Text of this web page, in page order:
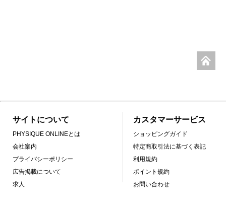
サイトについて
PHYSIQUE ONLINEとは
会社案内
プライバシーポリシー
広告掲載について
求人
カスタマーサービス
ショッピングガイド
特定商取引法に基づく表記
利用規約
ポイント規約
お問い合わせ